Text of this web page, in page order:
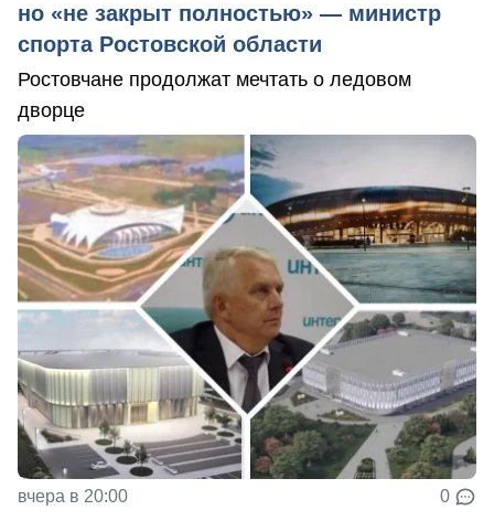
но «не закрыт полностью» — министр
спорта Ростовской области
Ростовчане продолжат мечтать о ледовом
дворце
вчера в 20:00 0